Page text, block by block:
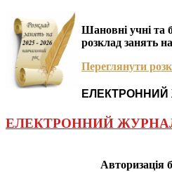
Шановні учні та
розклад занять
Переглянути
ЕЛЕКТРОННИЙ
ЕЛЕКТРОННИЙ
Авторизація